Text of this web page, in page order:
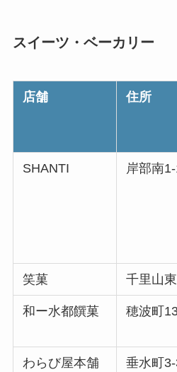
スイーツ・ベーカリー
店舗 住所
SHANTI 岸部南
笑菓 千里山
和ー水都饌菓 穂波町
わらび屋本舗
垂水町